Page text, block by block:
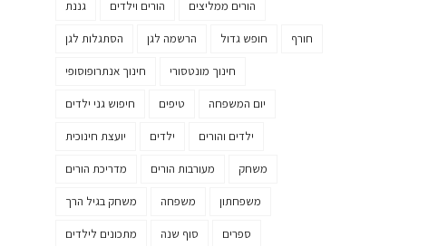
גננת הורים וילדים הורים ממליצים
הסתגלות לגן הרשמה לגן חופש גדול חורף
חינוך אנתרופוסופי חינוך מונטסורי
חיפוש גני ילדים טיפים יום המשפחה
יועצת חינוכית ילדים ילדים והורים
מדריכת הורים מעורבות הורים משחק
משחק בגיל הרך משפחה משפחתון
מתכונים לילדים סוף שנה ספרים